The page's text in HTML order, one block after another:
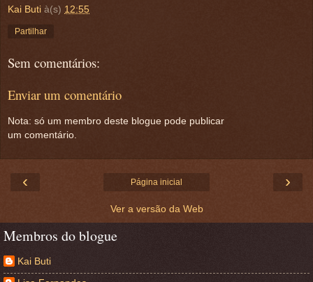
Kai Buti à(s) 12:55
Partilhar
Sem comentários:
Enviar um comentário
Nota: só um membro deste blogue pode publicar
um comentário.
‹ ›
Página inicial
Ver a versão da Web
Membros do blogue
Kai Buti